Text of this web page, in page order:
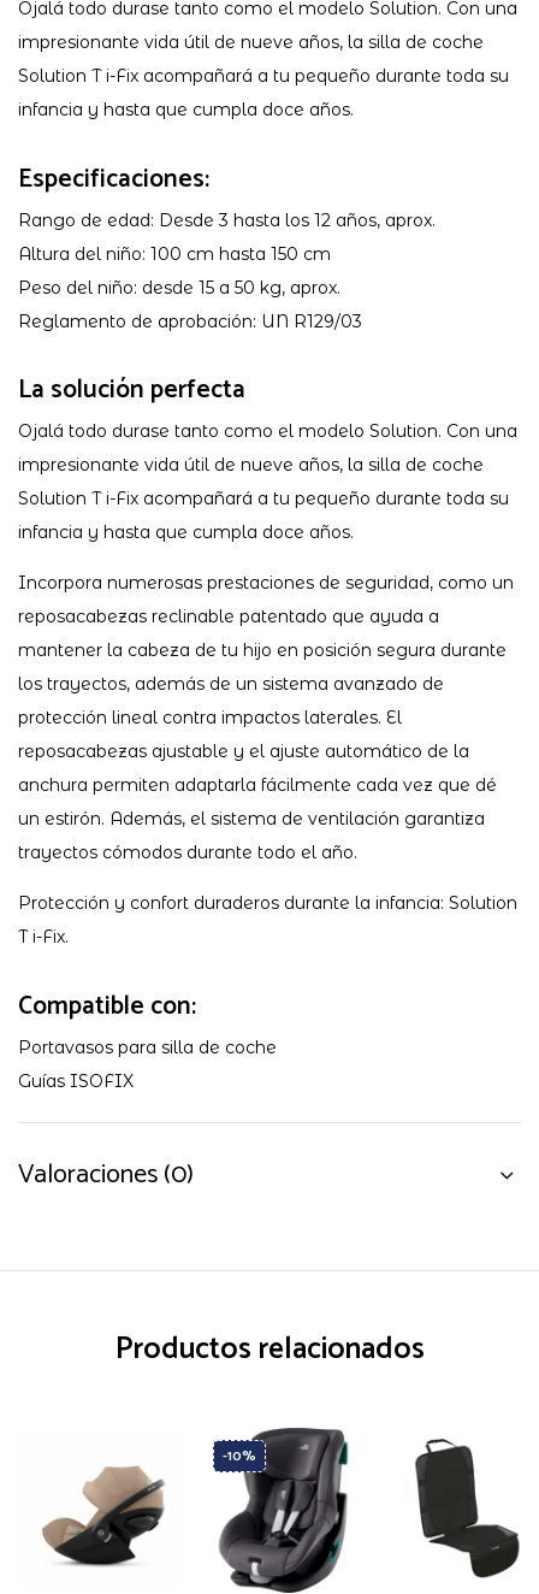
Ojalá todo durase tanto como el modelo Solution. Con una
impresionante vida útil de nueve años, la silla de coche
Solution T i-Fix acompañará a tu pequeño durante toda su
infancia y hasta que cumpla doce años.
Especificaciones:
Rango de edad: Desde 3 hasta los 12 años, aprox.
Altura del niño: 100 cm hasta 150 cm
Peso del niño: desde 15 a 50 kg, aprox.
Reglamento de aprobación: UN R129/03
La solución perfecta
Ojalá todo durase tanto como el modelo Solution. Con una
impresionante vida útil de nueve años, la silla de coche
Solution T i-Fix acompañará a tu pequeño durante toda su
infancia y hasta que cumpla doce años.
Incorpora numerosas prestaciones de seguridad, como un
reposacabezas reclinable patentado que ayuda a
mantener la cabeza de tu hijo en posición segura durante
los trayectos, además de un sistema avanzado de
protección lineal contra impactos laterales. El
reposacabezas ajustable y el ajuste automático de la
anchura permiten adaptarla fácilmente cada vez que dé
un estirón. Además, el sistema de ventilación garantiza
trayectos cómodos durante todo el año.
Protección y confort duraderos durante la infancia: Solution
T i-Fix.
Compatible con:
Portavasos para silla de coche
Guías ISOFIX
Valoraciones (0)
Productos relacionados
-10%